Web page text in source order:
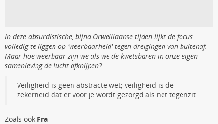
In deze absurdistische, bijna Orwelliaanse tijden lijkt de focus
volledig te liggen op 'weerbaarheid' tegen dreigingen van buitenaf.
Maar hoe weerbaar zijn we als we de kwetsbaren in onze eigen
samenleving de lucht afknijpen?
Veiligheid is geen abstracte wet; veiligheid is de
zekerheid dat er voor je wordt gezorgd als het tegenzit.
Zoals ook Fra